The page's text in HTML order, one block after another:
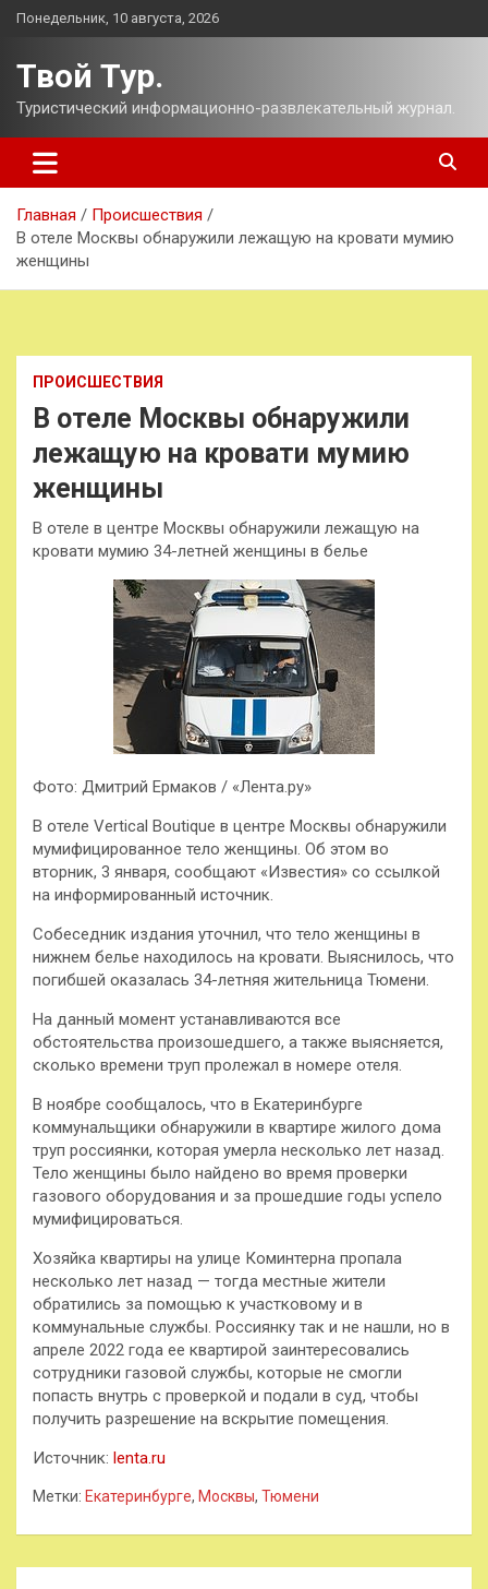
Перейти
Понедельник, 10 августа, 2026
Твой Тур.
Туристический информационно-развлекательный журнал.
Главная
Происшествия
В отеле Москвы обнаружили лежащую на кровати мумию
женщины
ПРОИСШЕСТВИЯ
В отеле Москвы обнаружили
лежащую на кровати мумию
женщины
В отеле в центре Москвы обнаружили лежащую на
кровати мумию 34-летней женщины в белье
Фото: Дмитрий Ермаков / «Лента.ру»
В отеле Vertical Boutique в центре Москвы обнаружили
мумифицированное тело женщины. Об этом во
вторник, 3 января, сообщают «Известия» со ссылкой
на информированный источник.
Собеседник издания уточнил, что тело женщины в
нижнем белье находилось на кровати. Выяснилось, что
погибшей оказалась 34-летняя жительница Тюмени.
На данный момент устанавливаются все
обстоятельства произошедшего, а также выясняется,
сколько времени труп пролежал в номере отеля.
В ноябре сообщалось, что в Екатеринбурге
коммунальщики обнаружили в квартире жилого дома
труп россиянки, которая умерла несколько лет назад.
Тело женщины было найдено во время проверки
газового оборудования и за прошедшие годы успело
мумифицироваться.
Хозяйка квартиры на улице Коминтерна пропала
несколько лет назад — тогда местные жители
обратились за помощью к участковому и в
коммунальные службы. Россиянку так и не нашли, но в
апреле 2022 года ее квартирой заинтересовались
сотрудники газовой службы, которые не смогли
попасть внутрь с проверкой и подали в суд, чтобы
получить разрешение на вскрытие помещения.
Источник: lenta.ru
Метки: Екатеринбурге, Москвы, Тюмени